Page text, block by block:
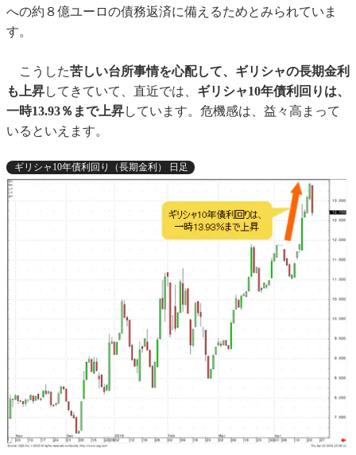
への約８億ユーロの債務返済に備えるためとみられていま
す。
こうした苦しい台所事情を心配して、ギリシャの長期金利
も上昇してきていて、直近では、 ギリシャ10年債利回りは、
一時13.93％まで上昇しています。危機感は、益々高まって
いるといえます。
ギリシャ10年債利回り（長期金利） 日足